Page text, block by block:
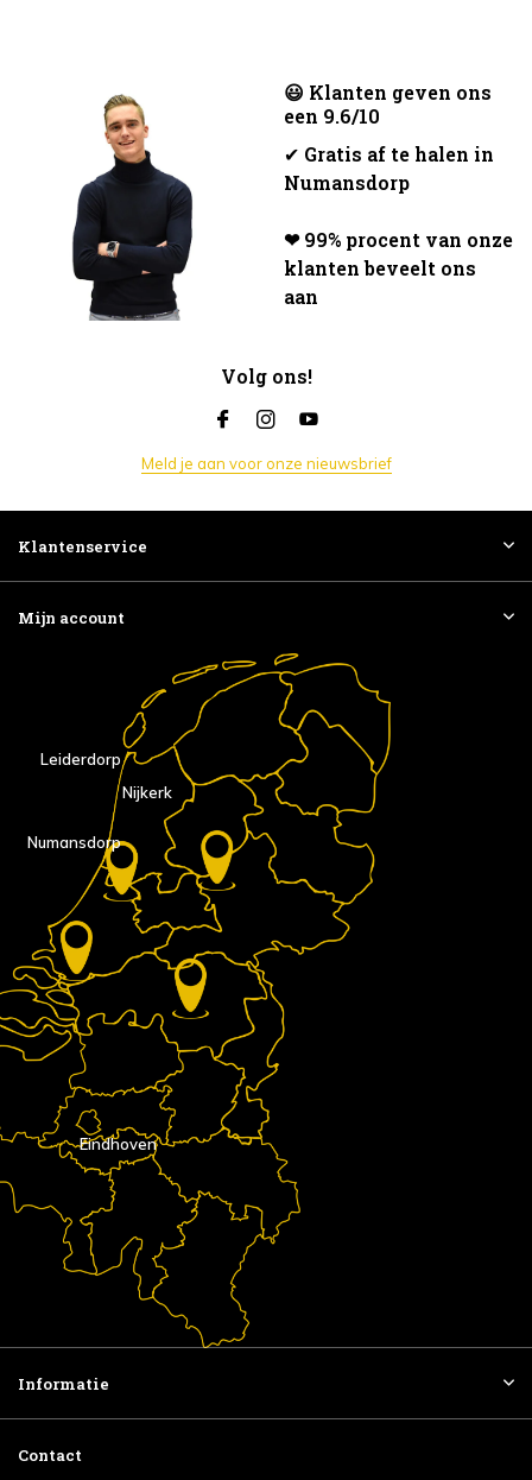
😃 Klanten geven ons
een 9.6/10
✔ Gratis af te halen in
Numansdorp
❤ 99% procent van onze
klanten beveelt ons
aan
Volg ons!
Meld je aan voor onze nieuwsbrief
Klantenservice
Mijn account
Eindhoven
Nijkerk
Numansdorp
Leiderdorp
Informatie
Contact